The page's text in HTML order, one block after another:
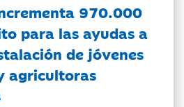
970.000
para las ayudas a
de jóvenes
agricultoras